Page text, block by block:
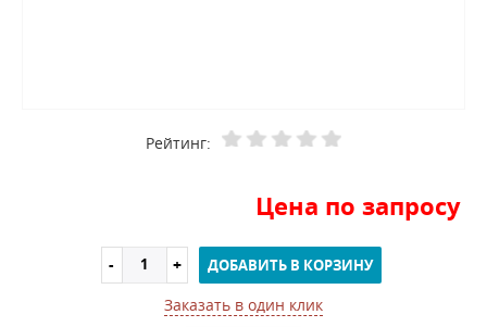
Рейтинг:
Цена по запросу
ДОБАВИТЬ В КОРЗИНУ
Заказать в один клик